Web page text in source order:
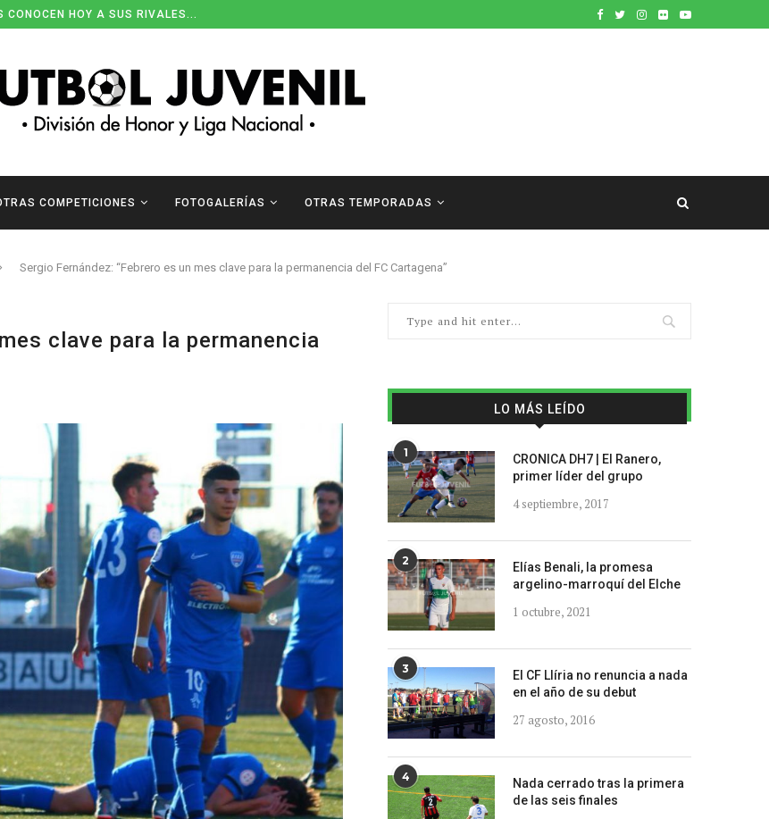
CONOCEN HOY A SUS RIVALES...
COMPETICIONES FOTOGALERÍAS OTRAS TEMPORADAS
Sergio Fernández: “Febrero es un mes clave para la permanencia del FC Cartagena”
clave para la permanencia
LO MÁS LEÍDO
1
CRONICA DH7 | El Ranero,
primer líder del grupo
4 septiembre, 2017
2
Elías Benali, la promesa
argelino-marroquí del Elche
1 octubre, 2021
3
El CF Llíria no renuncia a nada
en el año de su debut
27 agosto, 2016
4
Nada cerrado tras la primera
de las seis finales